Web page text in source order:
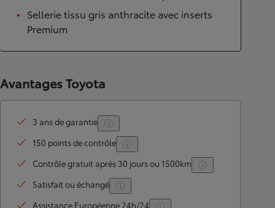
Sellerie tissu gris anthracite avec inserts
Premium
Avantages Toyota
3 ans de garantie
150 points de contrôle
Contrôle gratuit après 30 jours ou 1500km
Satisfait ou échangé
Assistance Européenne 24h/24